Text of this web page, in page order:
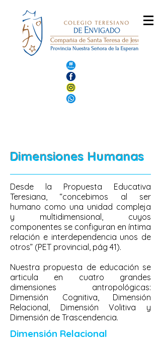
Dimensiones Humanas
Desde la Propuesta Educativa
Teresiana, “concebimos al ser
humano como una unidad compleja
y multidimensional, cuyos
componentes se configuran en íntima
relación e interdependencia unos de
otros” (PET provincial, pág 41).
Nuestra propuesta de educación se
articula en cuatro grandes
dimensiones antropológicas:
Dimensión Cognitiva, Dimensión
Relacional, Dimensión Volitiva y
Dimensión de Trascendencia.
Dimensión Relacional